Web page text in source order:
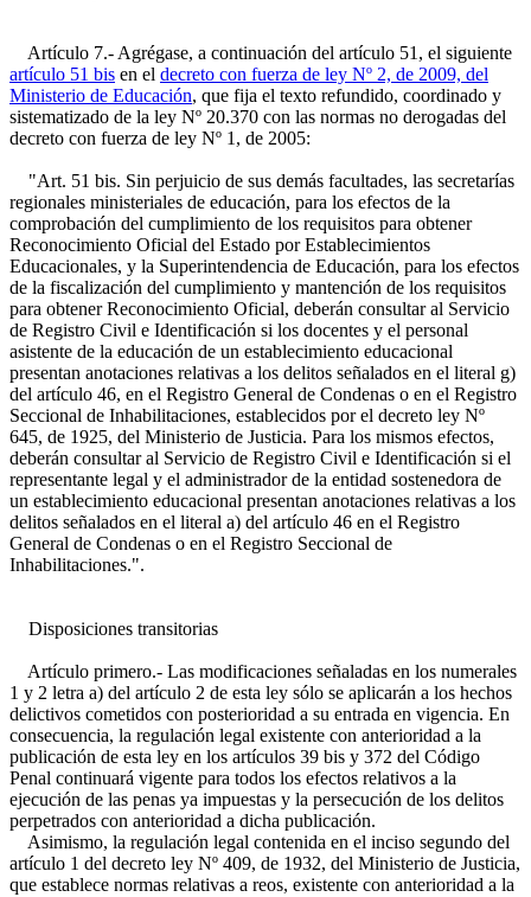
Artículo 7.- Agrégase, a continuación del artículo 51, el siguiente
artículo 51 bis en el decreto con fuerza de ley Nº 2, de 2009, del
Ministerio de Educación, que fija el texto refundido, coordinado y
sistematizado de la ley Nº 20.370 con las normas no derogadas del
decreto con fuerza de ley Nº 1, de 2005:
"Art. 51 bis. Sin perjuicio de sus demás facultades, las secretarías
regionales ministeriales de educación, para los efectos de la
comprobación del cumplimiento de los requisitos para obtener
Reconocimiento Oficial del Estado por Establecimientos
Educacionales, y la Superintendencia de Educación, para los efectos
de la fiscalización del cumplimiento y mantención de los requisitos
para obtener Reconocimiento Oficial, deberán consultar al Servicio
de Registro Civil e Identificación si los docentes y el personal
asistente de la educación de un establecimiento educacional
presentan anotaciones relativas a los delitos señalados en el literal g)
del artículo 46, en el Registro General de Condenas o en el Registro
Seccional de Inhabilitaciones, establecidos por el decreto ley Nº
645, de 1925, del Ministerio de Justicia. Para los mismos efectos,
deberán consultar al Servicio de Registro Civil e Identificación si el
representante legal y el administrador de la entidad sostenedora de
un establecimiento educacional presentan anotaciones relativas a los
delitos señalados en el literal a) del artículo 46 en el Registro
General de Condenas o en el Registro Seccional de
Inhabilitaciones.".
Disposiciones transitorias
Artículo primero.- Las modificaciones señaladas en los numerales
1 y 2 letra a) del artículo 2 de esta ley sólo se aplicarán a los hechos
delictivos cometidos con posterioridad a su entrada en vigencia. En
consecuencia, la regulación legal existente con anterioridad a la
publicación de esta ley en los artículos 39 bis y 372 del Código
Penal continuará vigente para todos los efectos relativos a la
ejecución de las penas ya impuestas y la persecución de los delitos
perpetrados con anterioridad a dicha publicación.
Asimismo, la regulación legal contenida en el inciso segundo del
artículo 1 del decreto ley Nº 409, de 1932, del Ministerio de Justicia,
que establece normas relativas a reos, existente con anterioridad a la